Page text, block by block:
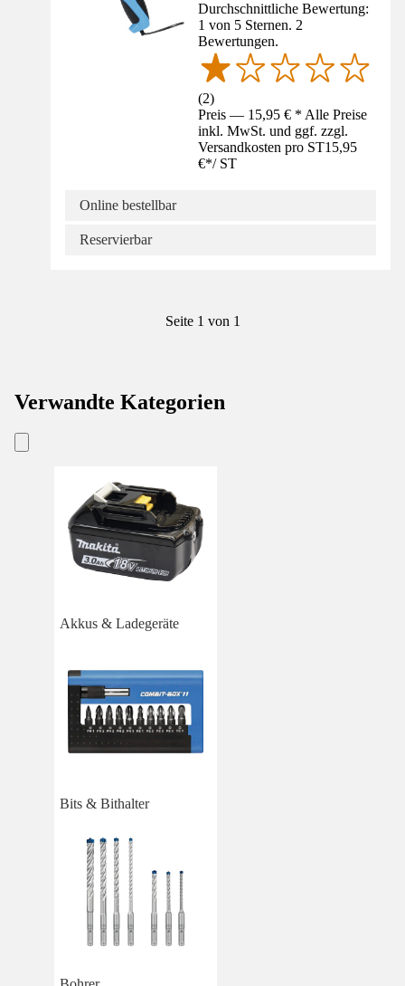
Durchschnittliche Bewertung:
1 von 5 Sternen. 2
Bewertungen.
(2)
Preis — 15,95 € * Alle Preise
inkl. MwSt. und ggf. zzgl.
Versandkosten pro ST15,95
€*/ ST
Online bestellbar
Reservierbar
Seite 1 von 1
Verwandte Kategorien
Akkus & Ladegeräte
Bits & Bithalter